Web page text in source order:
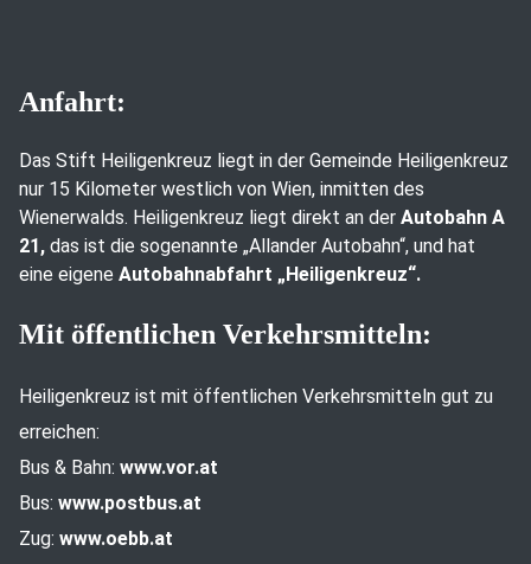
Anfahrt:
Das Stift Heiligenkreuz liegt in der Gemeinde Heiligenkreuz
nur 15 Kilometer westlich von Wien, inmitten des
Wienerwalds. Heiligenkreuz liegt direkt an der Autobahn A
21, das ist die sogenannte „Allander Autobahn“, und hat
eine eigene Autobahnabfahrt „Heiligenkreuz“.
Mit öffentlichen Verkehrsmitteln:
Heiligenkreuz ist mit öffentlichen Verkehrsmitteln gut zu
erreichen:
Bus & Bahn: www.vor.at
Bus: www.postbus.at
Zug: www.oebb.at